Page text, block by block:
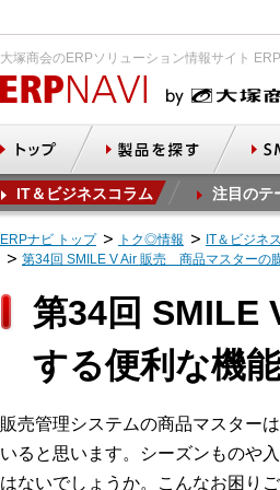
大塚商会のERPソリューション情報サイト
IT＆ビジネスコラム 注目のテ
ERPナビ トップ トク◎情報
IT＆ビジネ
第34回 SMILE V Air 販売 商品マスターの
第34回 SMILE
する便利な機能
販売管理システムの商品マスター
いると思います。シーズンものや
はないでしょうか。こんなお困り